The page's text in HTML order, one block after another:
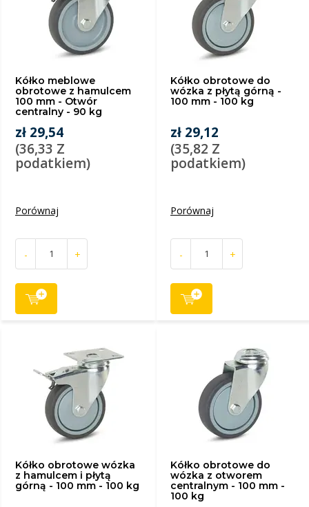
Kółko meblowe
obrotowe z hamulcem
100 mm - Otwór
centralny - 90 kg
zł 29,54
(36,33 Z
podatkiem)
Porównaj
- +
Kółko obrotowe do
wózka z płytą górną -
100 mm - 100 kg
zł 29,12
(35,82 Z
podatkiem)
Porównaj
- +
Kółko obrotowe wózka
z hamulcem i płytą
górną - 100 mm - 100 kg
Kółko obrotowe do
wózka z otworem
centralnym - 100 mm -
100 kg